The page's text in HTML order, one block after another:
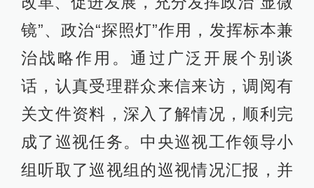
镜”、政治“探照灯”作用，发挥标本兼
治战略作用。通过广泛开展个别谈
话，认真受理群众来信来访，调阅有
关文件资料，深入了解情况，顺利完
成了巡视任务。中央巡视工作领导小
组听取了巡视组的巡视情况汇报，并